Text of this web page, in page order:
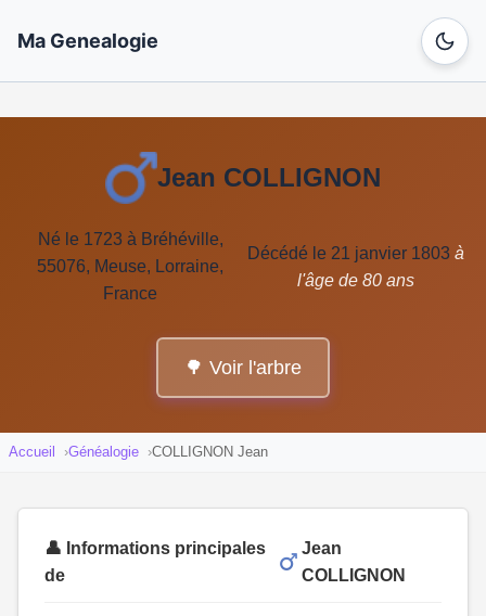
Ma Genealogie
Jean COLLIGNON
Né le 1723 à Bréhéville,
55076, Meuse, Lorraine,
France
Décédé le 21 janvier 1803 à
l'âge de 80 ans
🌳 Voir l'arbre
Accueil Généalogie COLLIGNON Jean
👤 Informations principales
de
Jean
COLLIGNON